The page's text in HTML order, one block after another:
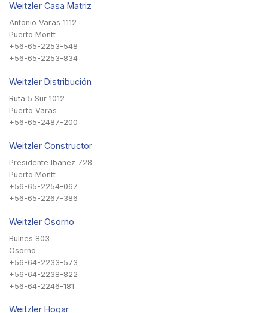
Weitzler Casa Matriz
Antonio Varas 1112
Puerto Montt
+56-65-2253-548
+56-65-2253-834
Weitzler Distribución
Ruta 5 Sur 1012
Puerto Varas
+56-65-2487-200
Weitzler Constructor
Presidente Ibañez 728
Puerto Montt
+56-65-2254-067
+56-65-2267-386
Weitzler Osorno
Bulnes 803
Osorno
+56-64-2233-573
+56-64-2238-822
+56-64-2246-181
Weitzler Hogar